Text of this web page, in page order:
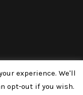
experience. We'll
opt-out if you wish.